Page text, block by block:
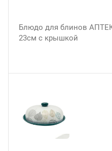
Блюдо для блинов
23см с крышкой